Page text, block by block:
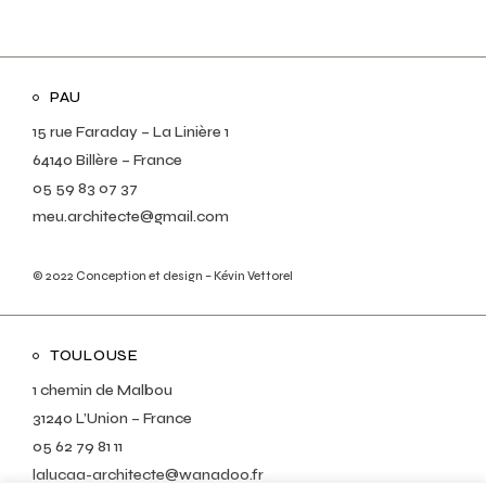
PAU
15 rue Faraday – La Linière 1
64140 Billère – France
05 59 83 07 37
meu.architecte@gmail.com
© 2022 Conception et design – Kévin Vettorel
TOULOUSE
1 chemin de Malbou
31240 L’Union – France
05 62 79 81 11
lalucaa-architecte@wanadoo.fr